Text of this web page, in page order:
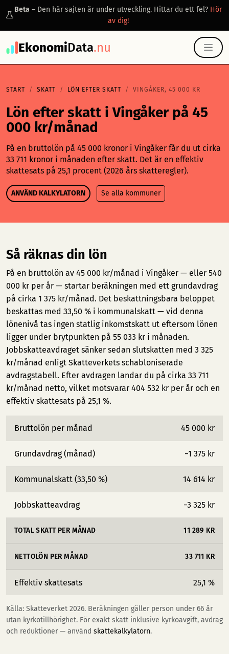
Beta – Den här sajten är under utveckling. Hittar du ett fel? Hör
av dig!
EkonomiData.nu
START SKATT LÖN EFTER SKATT VINGÅKER, 45 000 KR
Lön efter skatt i Vingåker på 45
000 kr/månad
På en bruttolön på 45 000 kronor i Vingåker får du ut cirka
33 711 kronor i månaden efter skatt. Det är en effektiv
skattesats på 25,1 procent (2026 års skatteregler).
ANVÄND KALKYLATORN Se alla kommuner
Så räknas din lön
På en bruttolön av 45 000 kr/månad i Vingåker — eller 540
000 kr per år — startar beräkningen med ett grundavdrag
på cirka 1 375 kr/månad. Det beskattningsbara beloppet
beskattas med 33,50 % i kommunalskatt — vid denna
lönenivå tas ingen statlig inkomstskatt ut eftersom lönen
ligger under brytpunkten på 55 033 kr i månaden.
Jobbskatteavdraget sänker sedan slutskatten med 3 325
kr/månad enligt Skatteverkets schabloniserade
avdragstabell. Efter avdragen landar du på cirka 33 711
kr/månad netto, vilket motsvarar 404 532 kr per år och en
effektiv skattesats på 25,1 %.
Bruttolön per månad 45 000 kr
Grundavdrag (månad) −1 375 kr
Kommunalskatt (33,50 %) 14 614 kr
Jobbskatteavdrag −3 325 kr
TOTAL SKATT PER MÅNAD 11 289 KR
NETTOLÖN PER MÅNAD 33 711 KR
Effektiv skattesats 25,1 %
Källa: Skatteverket 2026. Beräkningen gäller person under 66 år
utan kyrkotillhörighet. För exakt skatt inklusive kyrkoavgift, avdrag
och reduktioner — använd skattekalkylatorn.